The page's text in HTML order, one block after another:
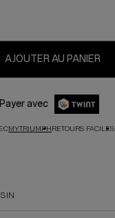
AJOUTER AU PANIER
Payer avec
MYTRIUMPHRETOURS FACILES